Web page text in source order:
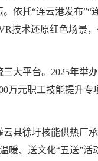
依托“连云港发布”“
技术还原红色场景
大平台。2025年举办
万元职工技能提升
县徐圩核能供热厂
、送文化“五送”活